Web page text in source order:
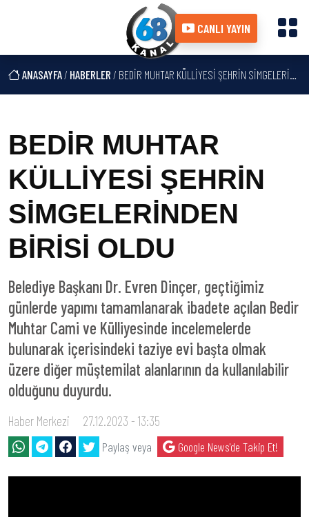
CANLI YAYIN
ANASAYFA/ HABERLER / BEDİR MUHTAR KÜLLİYESİ ŞEHRİN SİMGELERİNDEN BİRİSİ OLDU
BEDİR MUHTAR
KÜLLİYESİ ŞEHRİN
SİMGELERİNDEN
BİRİSİ OLDU
Belediye Başkanı Dr. Evren Dinçer, geçtiğimiz
günlerde yapımı tamamlanarak ibadete açılan Bedir
Muhtar Cami ve Külliyesinde incelemelerde
bulunarak içerisindeki taziye evi başta olmak
üzere diğer müştemilat alanlarının da kullanılabilir
olduğunu duyurdu.
Haber Merkezi 27.12.2023 - 13:35
Paylaş veya Google News'de Takip Et!